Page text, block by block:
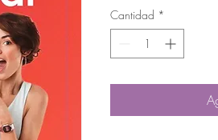
Cantidad *